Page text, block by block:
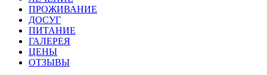
ПРОЖИВАНИЕ
ДОСУГ
ПИТАНИЕ
ГАЛЕРЕЯ
ЦЕНЫ
ОТЗЫВЫ